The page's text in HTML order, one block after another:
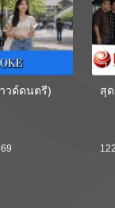
วด์ดนตรี)
สุ